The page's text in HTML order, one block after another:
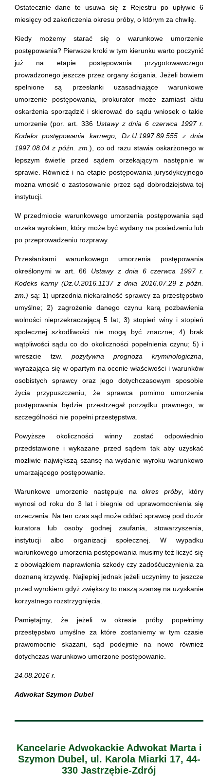
Ostatecznie dane te usuwa się z Rejestru po upływie 6
miesięcy od zakończenia okresu próby, o którym za chwilę.
Kiedy możemy starać się o warunkowe umorzenie
postępowania? Pierwsze kroki w tym kierunku warto poczynić
już na etapie postępowania przygotowawczego
prowadzonego jeszcze przez organy ścigania. Jeżeli bowiem
spełnione są przesłanki uzasadniające warunkowe
umorzenie postępowania, prokurator może zamiast aktu
oskarżenia sporządzić i skierować do sądu wniosek o takie
umorzenie (por. art. 336 Ustawy z dnia 6 czerwca 1997 r.
Kodeks postępowania karnego, Dz.U.1997.89.555 z dnia
1997.08.04 z późn. zm. ), co od razu stawia oskarżonego w
lepszym świetle przed sądem orzekającym następnie w
sprawie. Również i na etapie postępowania jurysdykcyjnego
można wnosić o zastosowanie przez sąd dobrodziejstwa tej
instytucji.
W przedmiocie warunkowego umorzenia postępowania sąd
orzeka wyrokiem, który może być wydany na posiedzeniu lub
po przeprowadzeniu rozprawy.
Przesłankami warunkowego umorzenia postępowania
określonymi w art. 66 Ustawy z dnia 6 czerwca 1997 r.
Kodeks karny (Dz.U.2016.1137 z dnia 2016.07.29 z późn.
zm.) są: 1) uprzednia niekaralność sprawcy za przestępstwo
umyślne; 2) zagrożenie danego czynu karą pozbawienia
wolności nieprzekraczającą 5 lat; 3) stopień winy i stopień
społecznej szkodliwości nie mogą być znaczne; 4) brak
wątpliwości sądu co do okoliczności popełnienia czynu; 5) i
wreszcie tzw. pozytywna prognoza kryminologiczna
wyrażająca się w opartym na ocenie właściwości i warunków
osobistych sprawcy oraz jego dotychczasowym sposobie
życia przypuszczeniu, że sprawca pomimo umorzenia
postępowania będzie przestrzegał porządku prawnego, w
szczególności nie popełni przestępstwa.
Powyższe okoliczności winny zostać odpowiednio
przedstawione i wykazane przed sądem tak aby uzyskać
możliwie największą szansę na wydanie wyroku warunkowo
umarzającego postępowanie.
Warunkowe umorzenie następuje naokres próby, który
wynosi od roku do 3 lat i biegnie od uprawomocnienia się
orzeczenia. Na ten czas sąd może oddać sprawcę pod dozór
kuratora lub osoby godnej zaufania, stowarzyszenia,
instytucji albo organizacji społecznej. W wypadku
warunkowego umorzenia postępowania musimy też liczyć się
z obowiązkiem naprawienia szkody czy zadośćuczynienia za
doznaną krzywdę. Najlepiej jednak jeżeli uczynimy to jeszcze
przed wyrokiem gdyż zwiększy to naszą szansę na uzyskanie
korzystnego rozstrzygnięcia.
Pamiętajmy, że jeżeli w okresie próby popełnimy
przestępstwo umyślne za które zostaniemy w tym czasie
prawomocnie skazani, sąd podejmie na nowo również
dotychczas warunkowo umorzone postępowanie.
24.08.2016 r.
Adwokat Szymon Dubel
Kancelarie Adwokackie Adwokat Marta i
Szymon Dubel, ul. Karola Miarki 17, 44-
330 Jastrzębie-Zdrój